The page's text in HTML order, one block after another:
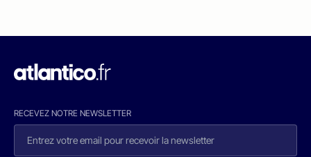
RECEVEZ NOTRE NEWSLETTER